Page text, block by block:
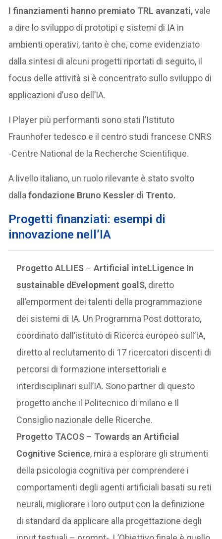
I finanziamenti hanno premiato TRL avanzati,vale
a dire lo sviluppo di prototipi e sistemi di IA in
ambienti operativi, tanto è che, come evidenziato
dalla sintesi di alcuni progetti riportati di seguito, il
focus delle attività si è concentrato sullo sviluppo di
applicazioni d’uso dell’IA.
I Player più performanti sono stati l’Istituto
Fraunhofer tedesco e il centro studi francese CNRS
-Centre National de la Recherche Scientifique.
A livello italiano, un ruolo rilevante è stato svolto
dallafondazione Bruno Kessler di Trento.
Progetti finanziati: esempi di
innovazione nell’IA
Progetto ALLIES –Artificial inteLLigence In
sustainable dEvelopment goalS, diretto
all’emporment dei talenti della programmazione
dei sistemi di IA. Un Programma Post dottorato,
coordinato dall’istituto di Ricerca europeo sull’IA,
diretto al reclutamento di 17 ricercatori discenti di
percorsi di formazione intersettoriali e
interdisciplinari sull’IA. Sono partner di questo
progetto anche il Politecnico di milano e Il
Consiglio nazionale delle Ricerche.
Progetto TACOS – Towards an Artificial
Cognitive Science, mira a esplorare gli strumenti
della psicologia cognitiva per comprendere i
comportamenti degli agenti artificiali basati su reti
neurali, migliorare i loro output con la definizione
di standard da applicare alla progettazione degli